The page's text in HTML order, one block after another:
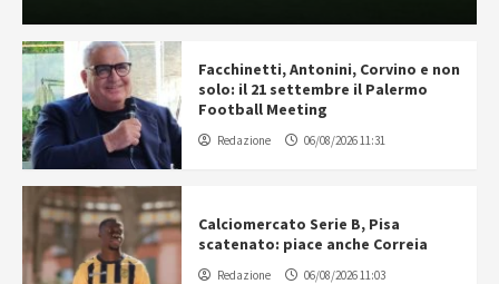
Facchinetti, Antonini, Corvino e non
solo: il 21 settembre il Palermo
Football Meeting
Redazione 06/08/2026 11:31
Calciomercato Serie B, Pisa
scatenato: piace anche Correia
Redazione 06/08/2026 11:03